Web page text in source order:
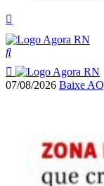
07/08/2026 Baixe